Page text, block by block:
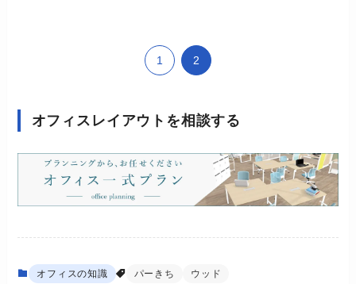
1 2
オフィスレイアウトを相談する
オフィスの知識 パーきち ウッド